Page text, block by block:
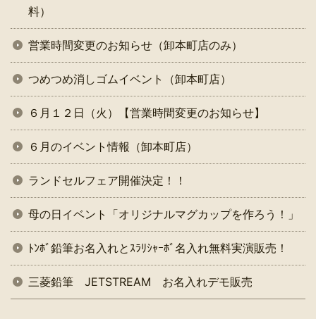
料）
営業時間変更のお知らせ（卸本町店のみ）
つめつめ消しゴムイベント（卸本町店）
６月１２日（火）【営業時間変更のお知らせ】
６月のイベント情報（卸本町店）
ランドセルフェア開催決定！！
母の日イベント「オリジナルマグカップを作ろう！」
ﾄﾝﾎﾞ鉛筆お名入れとｽﾗﾘｼｬｰﾎﾞ名入れ無料実演販売！
三菱鉛筆 JETSTREAM お名入れデモ販売